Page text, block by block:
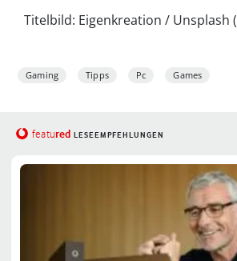
Titelbild: Eigenkreation / Unsplash (
Gaming Tipps Pc Games
featured LESEEMPFEHLUNGEN